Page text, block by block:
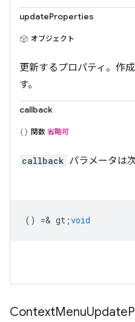
updateProperties
オブジェクト
更新するプロパティ。作
す。
callback
関数 省略可
callback パラメータは
() =& gt;void
ContextMenuUpdate